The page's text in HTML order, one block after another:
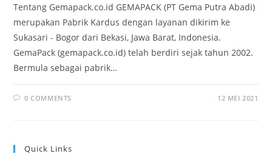
Tentang Gemapack.co.id GEMAPACK (PT Gema Putra Abadi)
merupakan Pabrik Kardus dengan layanan dikirim ke
Sukasari - Bogor dari Bekasi, Jawa Barat, Indonesia.
GemaPack (gemapack.co.id) telah berdiri sejak tahun 2002.
Bermula sebagai pabrik…
0 COMMENTS 12 MEI 2021
Quick Links